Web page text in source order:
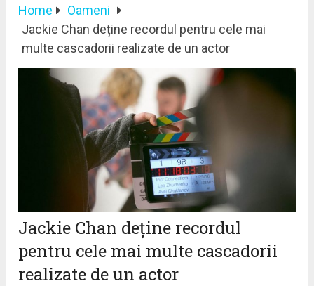
Home
Oameni
Jackie Chan deține recordul pentru cele mai
multe cascadorii realizate de un actor
Jackie Chan deține recordul
pentru cele mai multe cascadorii
realizate de un actor